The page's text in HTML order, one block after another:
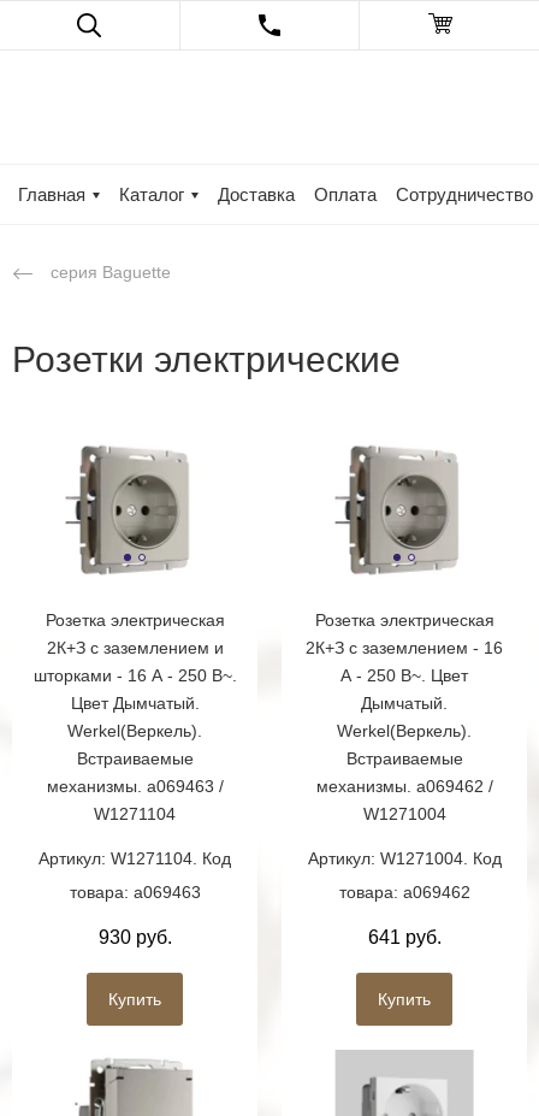
Главная Каталог Доставка Оплата Сотрудничество
серия Baguette
Розетки электрические
Розетка электрическая
2К+З с заземлением и
шторками - 16 А - 250 В~.
Цвет Дымчатый.
Werkel(Веркель).
Встраиваемые
механизмы. a069463 /
W1271104
Артикул: W1271104. Код
товара: a069463
930 руб.
Купить
Розетка электрическая
2К+З с заземлением - 16
А - 250 В~. Цвет
Дымчатый.
Werkel(Веркель).
Встраиваемые
механизмы. a069462 /
W1271004
Артикул: W1271004. Код
товара: a069462
641 руб.
Купить